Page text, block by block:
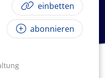
einbetten
abonnieren